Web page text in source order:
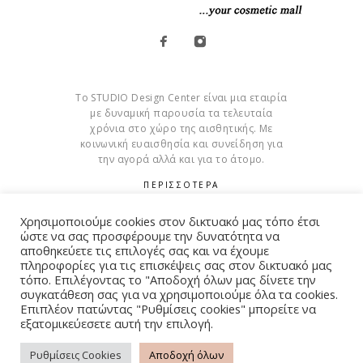
Το STUDIO Design Center είναι μια εταιρία
με δυναμική παρουσία τα τελευταία
χρόνια στο χώρο της αισθητικής. Με
κοινωνική ευαισθησία και συνείδηση για
την αγορά αλλά και για το άτομο.
ΠΕΡΙΣΣΟΤΕΡΑ
Cookies
© Copyright 2015 – 2026 . All Rights Reserved. Developed By
iWorx
ΌΡΟΙ ΧΡΉΣΗΣ ΠΟΛΙΤΙΚΉ ΑΠΟΡΡΉΤΟΥ
Χρησιμοποιούμε cookies στον δικτυακό μας τόπο έτσι
ώστε να σας προσφέρουμε την δυνατότητα να
αποθηκεύετε τις επιλογές σας και να έχουμε
πληροφορίες για τις επισκέψεις σας στον δικτυακό μας
τόπο. Επιλέγοντας το "Αποδοχή όλων μας δίνετε την
συγκατάθεση σας για να χρησιμοποιούμε όλα τα cookies.
Επιπλέον πατώντας "Ρυθμίσεις cookies" μπορείτε να
εξατομικεύεσετε αυτή την επιλογή.
Ρυθμίσεις Cookies Αποδοχή όλων